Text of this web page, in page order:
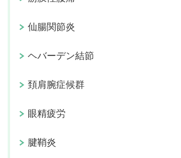
仙腸関節炎
ヘバーデン結節
頚肩腕症候群
眼精疲労
腱鞘炎